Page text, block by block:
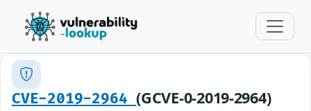
CVE-2019-2964(GCVE-0-2019-2964)